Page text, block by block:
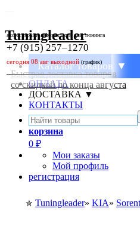
Tuningleader
аксессуары и автозапчасти для тюнинга
+7 (915) 257–1270
(график)
Быстрая доставка товаров
со скидкой до конца августа
Каталог товаров ▼
ОПЛАТА
ДОСТАВКА ▼
КОНТАКТЫ
корзина
0 ₽
Мои заказы
Мой профиль
регистрация
✮ Tuningleader» KIA»